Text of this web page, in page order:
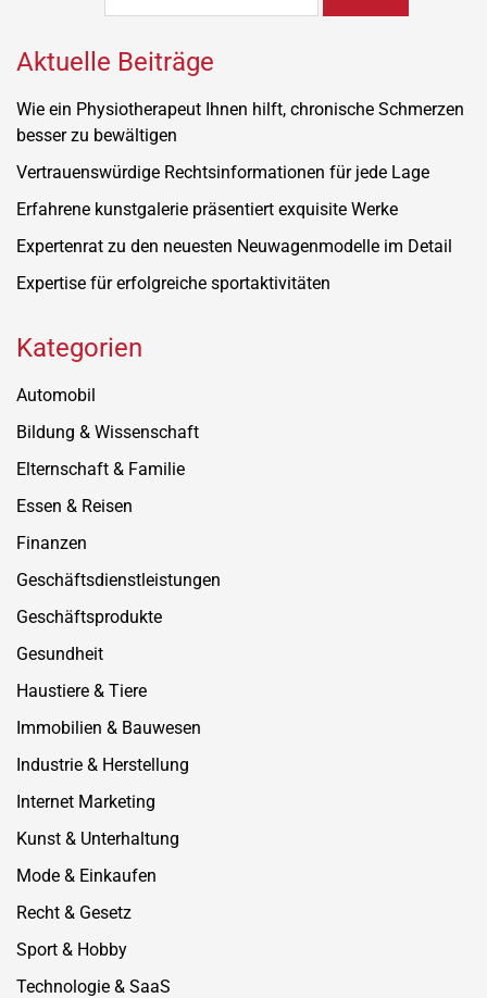
Aktuelle Beiträge
Wie ein Physiotherapeut Ihnen hilft, chronische Schmerzen
besser zu bewältigen
Vertrauenswürdige Rechtsinformationen für jede Lage
Erfahrene kunstgalerie präsentiert exquisite Werke
Expertenrat zu den neuesten Neuwagenmodelle im Detail
Expertise für erfolgreiche sportaktivitäten
Kategorien
Automobil
Bildung & Wissenschaft
Elternschaft & Familie
Essen & Reisen
Finanzen
Geschäftsdienstleistungen
Geschäftsprodukte
Gesundheit
Haustiere & Tiere
Immobilien & Bauwesen
Industrie & Herstellung
Internet Marketing
Kunst & Unterhaltung
Mode & Einkaufen
Recht & Gesetz
Sport & Hobby
Technologie & SaaS